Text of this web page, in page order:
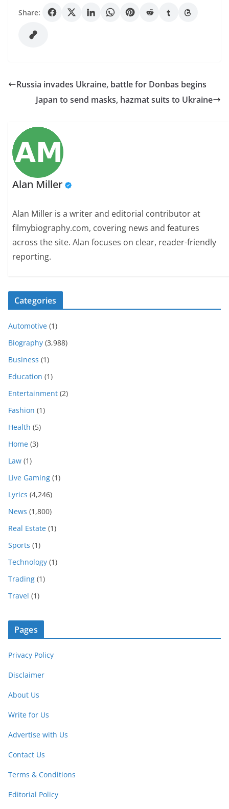
Share:
Russia invades Ukraine, battle for Donbas begins
Japan to send masks, hazmat suits to Ukraine
Alan Miller
Alan Miller is a writer and editorial contributor at
filmybiography.com, covering news and features
across the site. Alan focuses on clear, reader-friendly
reporting.
Categories
Automotive (1)
Biography (3,988)
Business (1)
Education (1)
Entertainment (2)
Fashion (1)
Health (5)
Home (3)
Law (1)
Live Gaming (1)
Lyrics (4,246)
News (1,800)
Real Estate (1)
Sports (1)
Technology (1)
Trading (1)
Travel (1)
Pages
Privacy Policy
Disclaimer
About Us
Write for Us
Advertise with Us
Contact Us
Terms & Conditions
Editorial Policy